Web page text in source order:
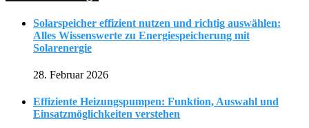
Solarspeicher effizient nutzen und richtig auswählen:
Alles Wissenswerte zu Energiespeicherung mit
Solarenergie
28. Februar 2026
Effiziente Heizungspumpen: Funktion, Auswahl und
Einsatzmöglichkeiten verstehen